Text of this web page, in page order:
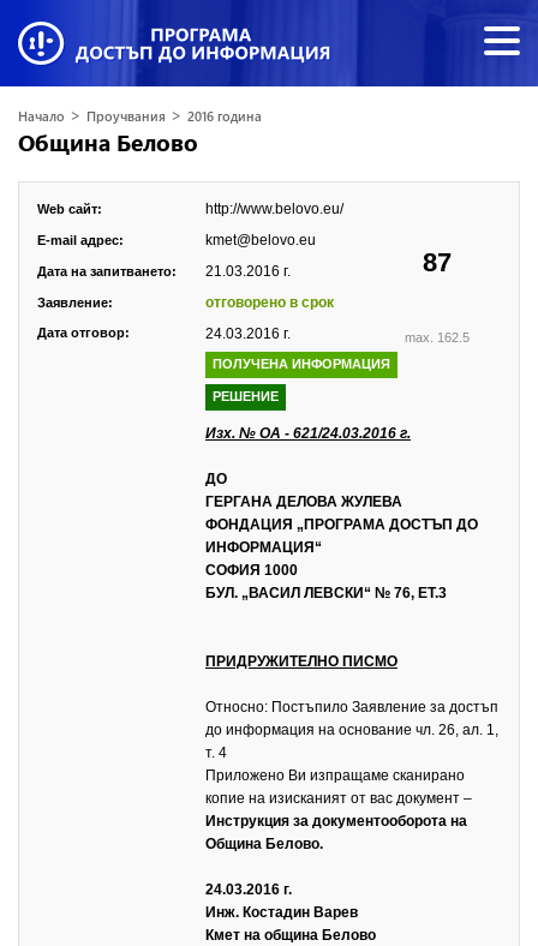
Начало > Проучвания > 2016 година
Община Белово
87
max. 162.5
Web сайт: http://www.belovo.eu/
E-mail адрес: kmet@belovo.eu
Дата на запитването: 21.03.2016 г.
Заявление: отговорено в срок
Дата отговор: 24.03.2016 г.
ПОЛУЧЕНА ИНФОРМАЦИЯ
РЕШЕНИЕ
Изх. № ОА - 621/24.03.2016 г.
ДО
ГЕРГАНА ДЕЛОВА ЖУЛЕВА
ФОНДАЦИЯ „ПРОГРАМА ДОСТЪП ДО
ИНФОРМАЦИЯ“
СОФИЯ 1000
БУЛ. „ВАСИЛ ЛЕВСКИ“ № 76, ЕТ.3
ПРИДРУЖИТЕЛНО ПИСМО
Относно: Постъпило Заявление за достъп
до информация на основание чл. 26, ал. 1,
т. 4
Приложено Ви изпращаме сканирано
копие на изисканият от вас документ –
Инструкция за документооборота на
Община Белово.
24.03.2016 г.
Инж. Костадин Варев
Кмет на община Белово